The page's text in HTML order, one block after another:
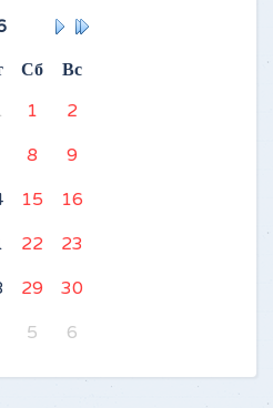
Сб
Вс
1
2
8
9
15
16
22
23
29
30
5 6